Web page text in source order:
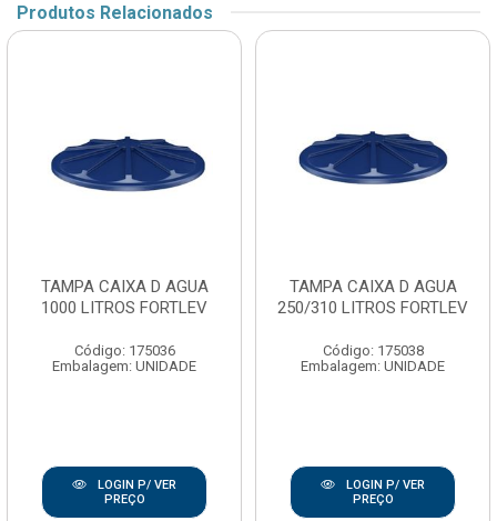
Produtos Relacionados
TAMPA CAIXA D AGUA
1000 LITROS FORTLEV
Código: 175036
Embalagem: UNIDADE
LOGIN P/ VER
PREÇO
TAMPA CAIXA D AGUA
250/310 LITROS FORTLEV
Código: 175038
Embalagem: UNIDADE
LOGIN P/ VER
PREÇO